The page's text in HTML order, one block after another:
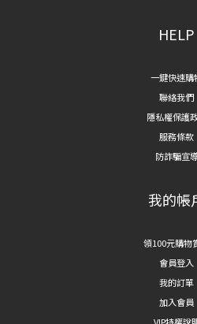
HELP
一鍵快速購
聯絡我們
隱私權保護
服務條款
防詐騙宣
我的帳
領100元購物
會員登入
我的訂單
加入會員